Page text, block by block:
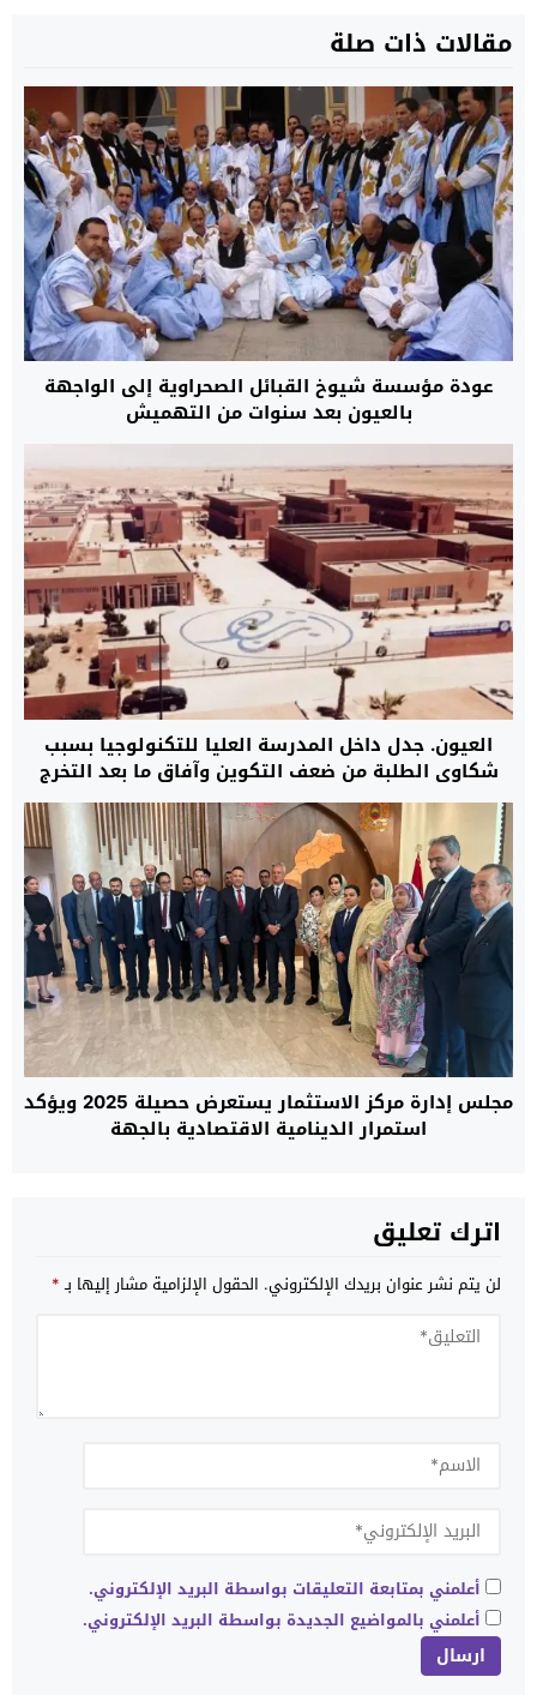
مقالات ذات صلة
عودة مؤسسة شيوخ القبائل الصحراوية إلى الواجهة
بالعيون بعد سنوات من التهميش
العيون. جدل داخل المدرسة العليا للتكنولوجيا بسبب
شكاوى الطلبة من ضعف التكوين وآفاق ما بعد التخرج
مجلس إدارة مركز الاستثمار يستعرض حصيلة 2025 ويؤكد
استمرار الدينامية الاقتصادية بالجهة
اترك تعليق
لن يتم نشر عنوان بريدك الإلكتروني. الحقول الإلزامية مشار إليها بـ*
أعلمني بمتابعة التعليقات بواسطة البريد الإلكتروني.
أعلمني بالمواضيع الجديدة بواسطة البريد الإلكتروني.